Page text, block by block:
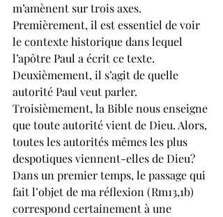
m’amènent sur trois axes.
Premièrement, il est essentiel de voir
le contexte historique dans lequel
l’apôtre Paul a écrit ce texte.
Deuxièmement, il s’agit de quelle
autorité Paul veut parler.
Troisièmement, la Bible nous enseigne
que toute autorité vient de Dieu. Alors,
toutes les autorités mêmes les plus
despotiques viennent-elles de Dieu?
Dans un premier temps, le passage qui
fait l’objet de ma réflexion (Rm13,1b)
correspond certainement à une